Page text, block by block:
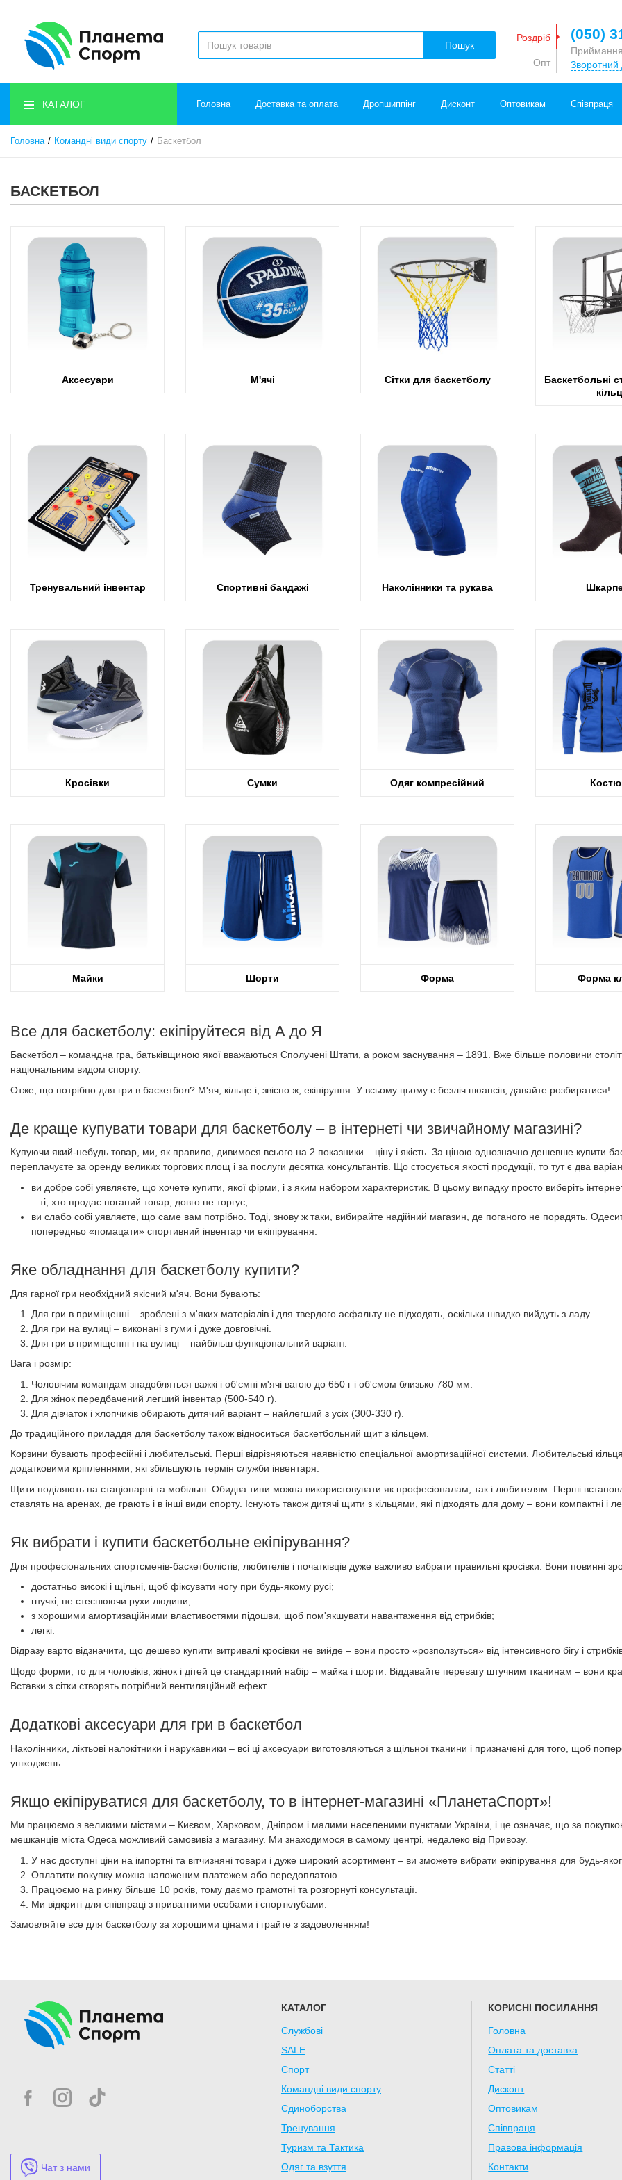
Пошук
Роздріб
Опт
(050)
Зворотний
КАТАЛОГ Головна Доставка та оплата Дропшиппінг Дисконт Оптовикам Співпраця
Головна Командні види спорту Баскетбол
БАСКЕТБОЛ
Аксесуари М'ячі Сітки для баскетболу
Баскетбольні
Тренувальний інвентар Спортивні бандажі Наколінники та рукава
Кросівки Сумки Одяг компресійний
Майки Шорти Форма Форма
Все для баскетболу: екіпіруйтеся від А до Я
Баскетбол – командна гра, батьківщиною якої вважаються Сполучені Штати, а роком заснування – 1891. Вже більше половини
національним видом спорту.
Отже, що потрібно для гри в баскетбол? М'яч, кільце і, звісно ж, екіпіруння. У всьому цьому є безліч нюансів, давайте розбиратися!
Де краще купувати товари для баскетболу – в інтернеті чи звичайному магазині?
Купуючи який-небудь товар, ми, як правило, дивимося всього на 2 показники – ціну і якість. За ціною однозначно дешевше купити
переплачуєте за оренду великих торгових площ і за послуги десятка консультантів. Що стосується якості продукції, то тут є два
ви добре собі уявляєте, що хочете купити, якої фірми, і з яким набором характеристик. В цьому випадку просто виберіть
– ті, хто продає поганий товар, довго не торгує;
ви слабо собі уявляєте, що саме вам потрібно. Тоді, знову ж таки, вибирайте надійний магазин, де поганого не порадять.
попередньо «помацати» спортивний інвентар чи екіпірування.
Яке обладнання для баскетболу купити?
Для гарної гри необхідний якісний м'яч. Вони бувають:
Для гри в приміщенні – зроблені з м'яких матеріалів і для твердого асфальту не підходять, оскільки швидко вийдуть з ладу.
Для гри на вулиці – виконані з гуми і дуже довговічні.
Для гри в приміщенні і на вулиці – найбільш функціональний варіант.
Вага і розмір:
Чоловічим командам знадобляться важкі і об'ємні м'ячі вагою до 650 г і об'ємом близько 780 мм.
Для жінок передбачений легший інвентар (500-540 г).
Для дівчаток і хлопчиків обирають дитячий варіант – найлегший з усіх (300-330 г).
До традиційного приладдя для баскетболу також відноситься баскетбольний щит з кільцем.
Корзини бувають професійні і любительські. Перші відрізняються наявністю спеціальної амортизаційної системи. Любительські
додатковими кріпленнями, які збільшують термін служби інвентаря.
Щити поділяють на стаціонарні та мобільні. Обидва типи можна використовувати як професіоналам, так і любителям. Перші
ставлять на аренах, де грають і в інші види спорту. Існують також дитячі щити з кільцями, які підходять для дому – вони компактні і
Як вибрати і купити баскетбольне екіпірування?
Для професіональних спортсменів-баскетболістів, любителів і початківців дуже важливо вибрати правильні кросівки. Вони повинні
достатньо високі і щільні, щоб фіксувати ногу при будь-якому русі;
гнучкі, не стеснюючи рухи людини;
з хорошими амортизаційними властивостями підошви, щоб пом'якшувати навантаження від стрибків;
легкі.
Відразу варто відзначити, що дешево купити витривалі кросівки не вийде – вони просто «розползуться» від інтенсивного бігу і
Щодо форми, то для чоловіків, жінок і дітей це стандартний набір – майка і шорти. Віддавайте перевагу штучним тканинам – вони
Вставки з сітки створять потрібний вентиляційний ефект.
Додаткові аксесуари для гри в баскетбол
Наколінники, ліктьові налокітники і нарукавники – всі ці аксесуари виготовляються з щільної тканини і призначені для того, щоб
ушкоджень.
Якщо екіпіруватися для баскетболу, то в інтернет-магазині «ПланетаСпорт»!
Ми працюємо з великими містами – Києвом, Харковом, Дніпром і малими населеними пунктами України, і це означає, що за
мешканців міста Одеса можливий самовивіз з магазину. Ми знаходимося в самому центрі, недалеко від Привозу.
У нас доступні ціни на імпортні та вітчизняні товари і дуже широкий асортимент – ви зможете вибрати екіпірування для будь-
Оплатити покупку можна наложеним платежем або передоплатою.
Працюємо на ринку більше 10 років, тому даємо грамотні та розгорнуті консультації.
Ми відкриті для співпраці з приватними особами і спортклубами.
Замовляйте все для баскетболу за хорошими цінами і грайте з задоволенням!
Чат з нами
КАТАЛОГ
Службові
SALE
Спорт
Командні види спорту
Єдиноборства
Тренування
Туризм та Тактика
Одяг та взуття
КОРИСНІ ПОСИЛАННЯ
Головна
Оплата та доставка
Статті
Дисконт
Оптовикам
Співпраця
Правова інформація
Контакти